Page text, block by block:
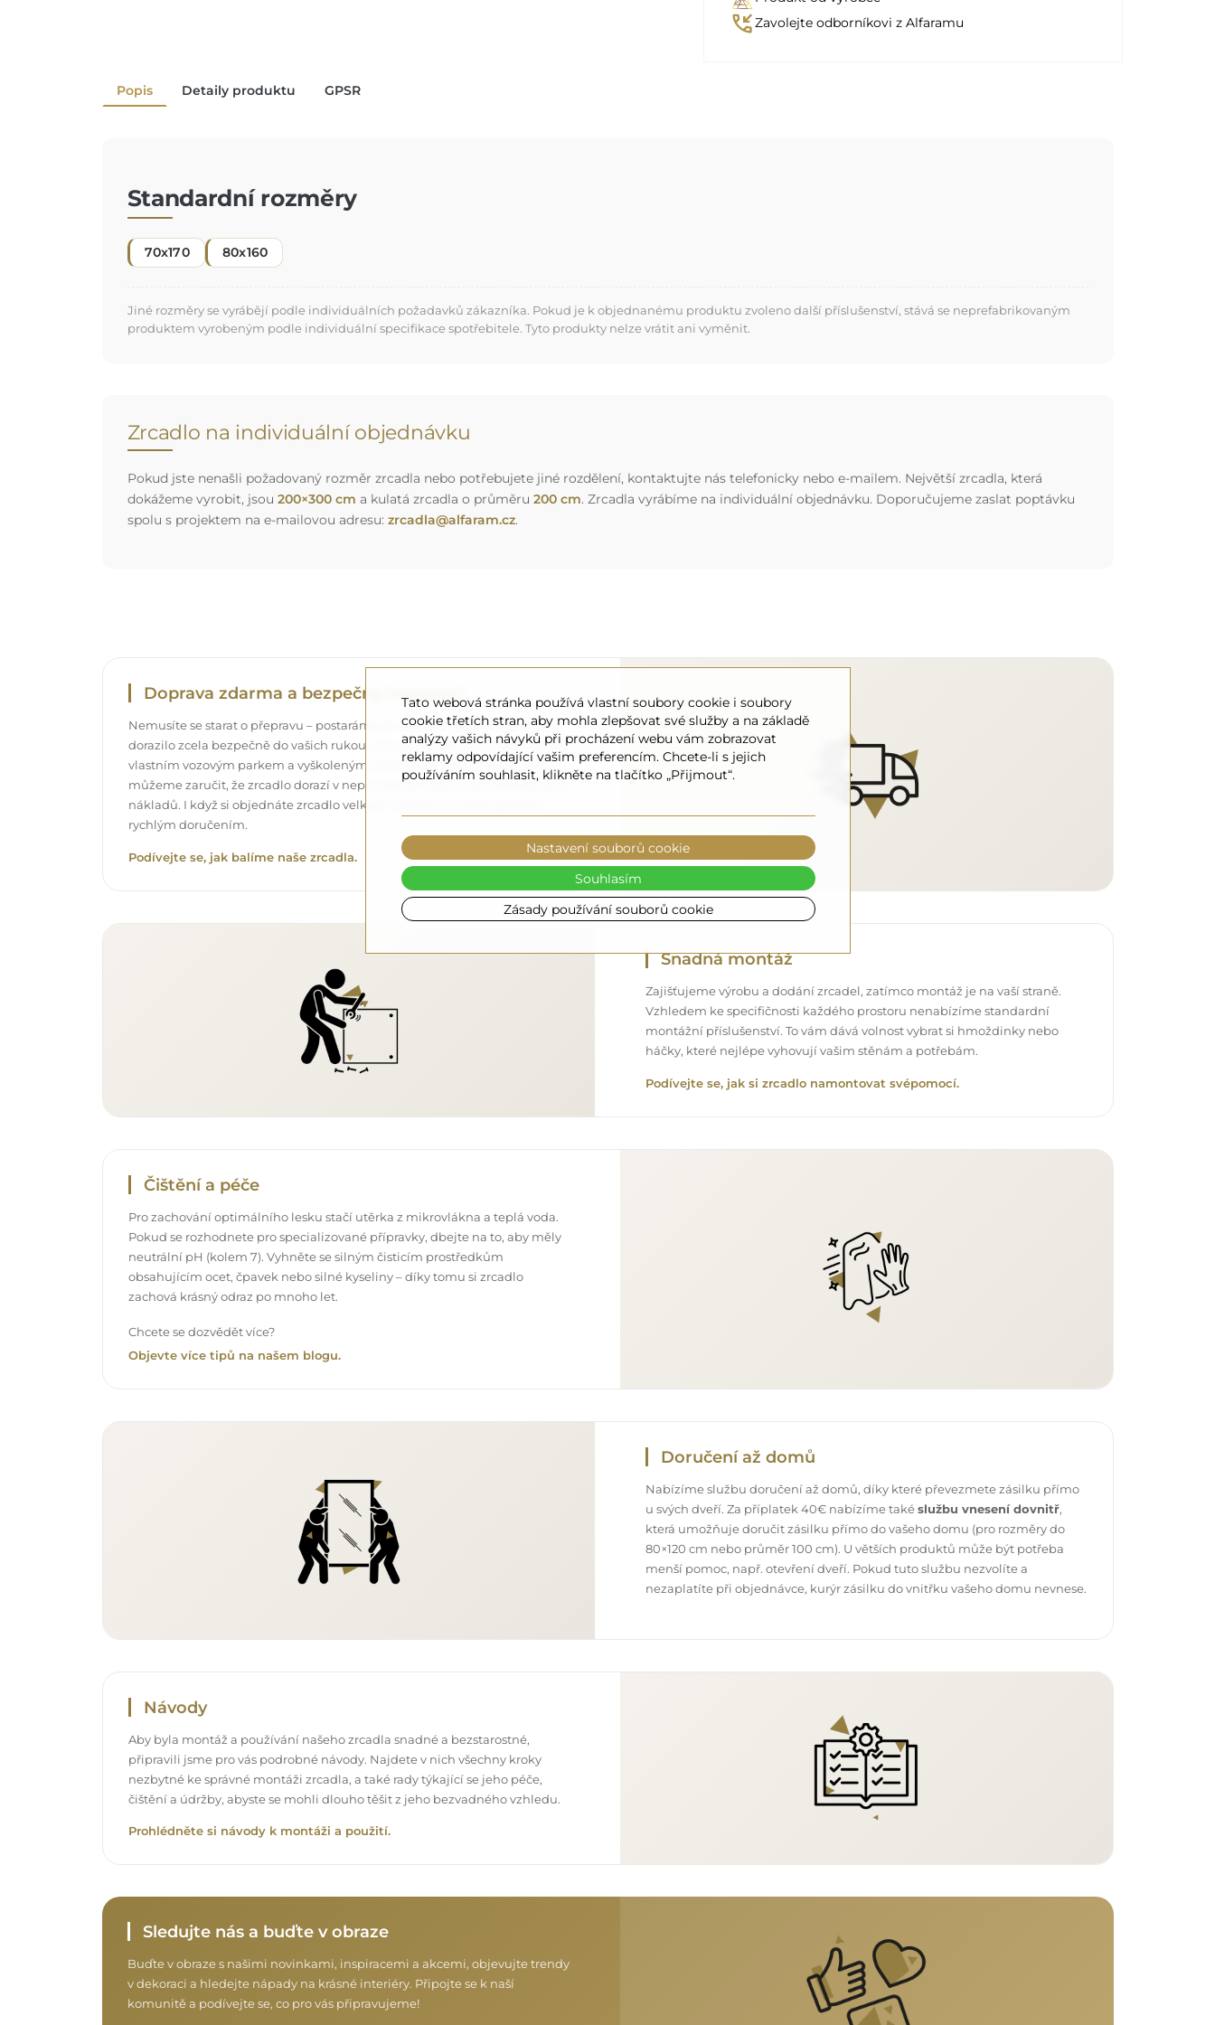
phone_callbackZavolejte odborníkovi z Alfaramu
Popis Detaily produktu GPSR
Standardní rozměry
70x170 80x160
Jiné rozměry se vyrábějí podle individuálních požadavků zákazníka. Pokud je k objednanému produktu zvoleno další příslušenství, stává se neprefabrikovaným
produktem vyrobeným podle individuální specifikace spotřebitele. Tyto produkty nelze vrátit ani vyměnit.
Zrcadlo na individuální objednávku
Pokud jste nenašli požadovaný rozměr zrcadla nebo potřebujete jiné rozdělení, kontaktujte nás telefonicky nebo e-mailem. Největší zrcadla, která
dokážeme vyrobit, jsou 200×300 cm a kulatá zrcadla o průměru 200 cm. Zrcadla vyrábíme na individuální objednávku. Doporučujeme zaslat poptávku
spolu s projektem na e-mailovou adresu: zrcadla@alfaram.cz.
Doprava zdarma a bezpečný transport
Nemusíte se starat o přepravu – postaráme se o to, aby objednané zrcadlo
dorazilo zcela bezpečně do vašich rukou, a to úplně zdarma. Disponujeme
vlastním vozovým parkem a vyškoleným personálem, díky čemuž vám
můžeme zaručit, že zrcadlo dorazí v neporušeném stavu, bez dodatečných
nákladů. I když si objednáte zrcadlo velkých rozměrů, můžete počítat s
rychlým doručením.
Podívejte se, jak balíme naše zrcadla.
Snadná montáž
Zajišťujeme výrobu a dodání zrcadel, zatímco montáž je na vaší straně.
Vzhledem ke specifičnosti každého prostoru nenabízíme standardní
montážní příslušenství. To vám dává volnost vybrat si hmoždinky nebo
háčky, které nejlépe vyhovují vašim stěnám a potřebám.
Podívejte se, jak si zrcadlo namontovat svépomocí.
Čištění a péče
Pro zachování optimálního lesku stačí utěrka z mikrovlákna a teplá voda.
Pokud se rozhodnete pro specializované přípravky, dbejte na to, aby měly
neutrální pH (kolem 7). Vyhněte se silným čisticím prostředkům
obsahujícím ocet, čpavek nebo silné kyseliny – díky tomu si zrcadlo
zachová krásný odraz po mnoho let.
Chcete se dozvědět více?
Objevte více tipů na našem blogu.
Doručení až domů
Nabízíme službu doručení až domů, díky které převezmete zásilku přímo
u svých dveří. Za příplatek 40€ nabízíme takéslužbu vnesení dovnitř,
která umožňuje doručit zásilku přímo do vašeho domu (pro rozměry do
80×120 cm nebo průměr 100 cm). U větších produktů může být potřeba
menší pomoc, např. otevření dveří. Pokud tuto službu nezvolíte a
nezaplatíte při objednávce, kurýr zásilku do vnitřku vašeho domu nevnese.
Návody
Aby byla montáž a používání našeho zrcadla snadné a bezstarostné,
připravili jsme pro vás podrobné návody. Najdete v nich všechny kroky
nezbytné ke správné montáži zrcadla, a také rady týkající se jeho péče,
čištění a údržby, abyste se mohli dlouho těšit z jeho bezvadného vzhledu.
Prohlédněte si návody k montáži a použití.
Sledujte nás a buďte v obraze
Buďte v obraze s našimi novinkami, inspiracemi a akcemi, objevujte trendy
v dekoraci a hledejte nápady na krásné interiéry. Připojte se k naší
komunitě a podívejte se, co pro vás připravujeme!
Tato webová stránka používá vlastní soubory cookie i soubory
cookie třetích stran, aby mohla zlepšovat své služby a na základě
analýzy vašich návyků při procházení webu vám zobrazovat
reklamy odpovídající vašim preferencím. Chcete-li s jejich
používáním souhlasit, klikněte na tlačítko „Přijmout“.
Zásady používání souborů cookie
Nastavení souborů cookie
Souhlasím